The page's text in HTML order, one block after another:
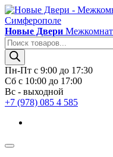
Новые Двери
Поиск
товаров
Пн-Пт с 9:00 до 17:30
Сб с 10:00 до 17:00
Вс - выходной
+7 (978) 085 4 585